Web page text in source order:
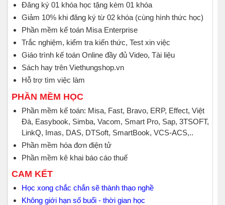
Đăng ký 01 khóa học tặng kèm 01 khóa
Giảm 10% khi đăng ký từ 02 khóa (cùng hình thức học)
Phần mềm kế toán Misa Enterprise
Trắc nghiệm, kiểm tra kiến thức, Test xin việc
Giáo trình kế toán Online đầy đủ Video, Tài liệu
Sách hay trên Viethungshop.vn
Hỗ trợ tìm việc làm
PHẦN MỀM HỌC
Phần mềm kế toán: Misa, Fast, Bravo, ERP, Effect, Việt
Đà, Easybook, Simba, Vacom, Smart Pro, Sap, 3TSOFT,
LinkQ, Imas, DAS, DTSoft, SmartBook, VCS-ACS,..
Phần mềm hóa đơn điện tử
Phần mềm kê khai báo cáo thuế
CAM KẾT
Học xong chắc chắn sẽ thành thạo nghề
Không giới hạn số buổi - thời gian học